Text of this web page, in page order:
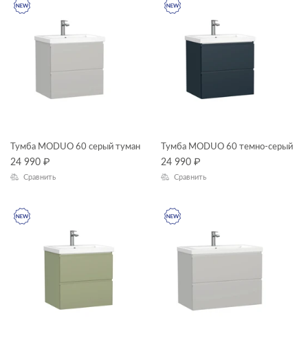
ЦЕНА, ₽
Высота, см
Глубина, см
Тумба MODUO 60 серый туман
24 990 ₽
Сравнить
Тумба MODUO 60 темно-серый
24 990 ₽
Сравнить